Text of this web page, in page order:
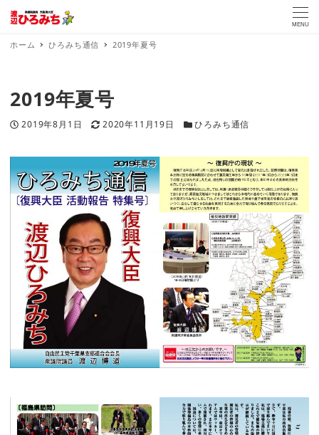
MENU
ホーム ひろみち通信 2019年夏号
2019年夏号
投稿日
2019年8月1日 更新日
2020年11月19日 カテゴリー
ひろみち通信